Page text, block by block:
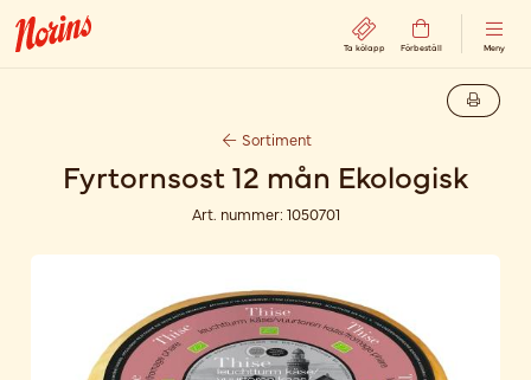
Ta kölapp Förbeställ Meny
Sortiment
Fyrtornsost 12 mån Ekologisk
Art. nummer: 1050701